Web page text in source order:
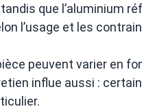
que l’aluminium
l’usage et les
peuvent varier en
influe aussi :